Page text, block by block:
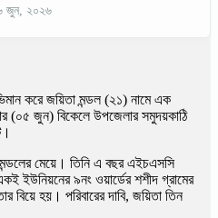
জুন, ২০২৬
করে জয়িতা মন্ডল (২১) নামে এক
(০৫ জুন) বিকেলে উপজেলার সমুদয়কাঠি
মেয়ে। তিনি এ বছর এইচএসসি
ইউনিয়নের ৯নং ওয়ার্ডের শশীদ গ্রামের
বিয়ে হয়। পরিবারের দাবি, জয়িতা তিন